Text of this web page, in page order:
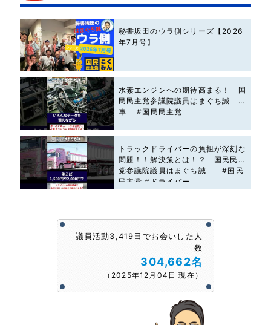
秘書坂田のウラ側シリーズ【2026
年7月号】
水素エンジンへの期待高まる！ 国
民民主党参議院議員はまぐち誠 #
車 #国民民主党
トラックドライバーの負担が深刻な
問題！！解決策とは！？ 国民民主
党参議院議員はまぐち誠 #国民
民主党 #ドライバー
議員活動3,419日でお会いした人
数
304,662名
（2025年12月04日 現在）